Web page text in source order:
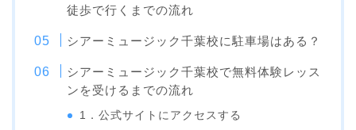
徒歩で行くまでの流れ
シアーミュージック千葉校に駐車場はある？
シアーミュージック千葉校で無料体験レッス
ンを受けるまでの流れ
1．公式サイトにアクセスする